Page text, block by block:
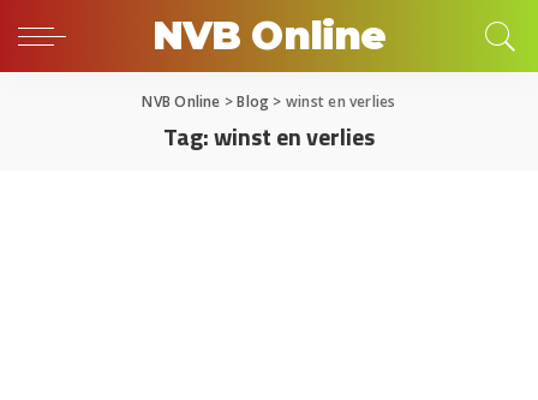
NVB Online
NVB Online >Blog > winst en verlies
Tag:winst en verlies